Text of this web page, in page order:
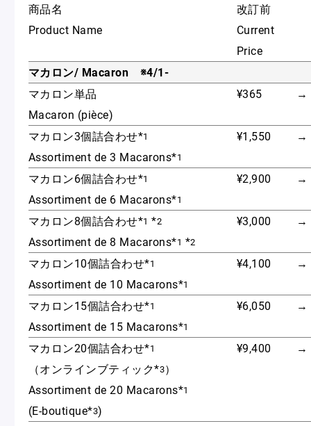
ガイド
ログイン
ショッピングバッグ
商品名
Product Name
改訂前
Current
Price
マカロン/ Macaron ※4/1-
マカロン単品
Macaron (pièce)
¥365 →
マカロン3個詰合わせ*1
Assortiment de 3 Macarons*1
¥1,550 →
マカロン6個詰合わせ*1
Assortiment de 6 Macarons*1
¥2,900 →
マカロン8個詰合わせ*1 *2
Assortiment de 8 Macarons*1 *2
¥3,000 →
マカロン10個詰合わせ*1
Assortiment de 10 Macarons*1
¥4,100 →
マカロン15個詰合わせ*1
Assortiment de 15 Macarons*1
¥6,050 →
マカロン20個詰合わせ*1
（オンラインブティック*3）
Assortiment de 20 Macarons*1
(E-boutique*3)
¥9,400 →